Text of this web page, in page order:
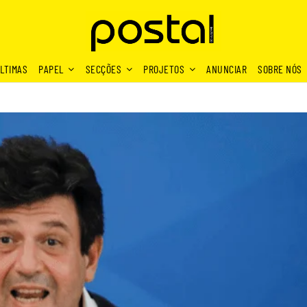
PAPEL SECÇÕES PROJETOS ANUNCIAR SOBRE NÓS